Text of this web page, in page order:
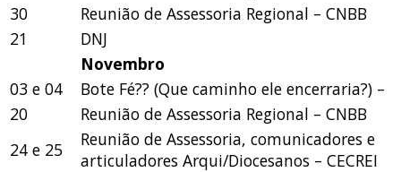
30
Reunião de Assessoria Regional – CNBB
21
DNJ
Novembro
03 e 04
Bote Fé?? (Que caminho ele encerraria?) –
20
Reunião de Assessoria Regional – CNBB
24 e 25
Reunião de Assessoria, comunicadores e
articuladores Arqui/Diocesanos – CECREI